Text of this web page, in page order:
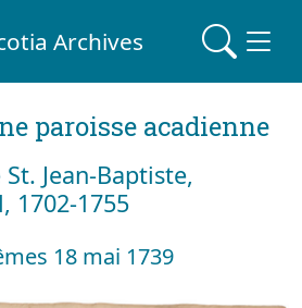
Archives
paroisse acadienne
Jean-Baptiste,
1702-1755
18 mai 1739